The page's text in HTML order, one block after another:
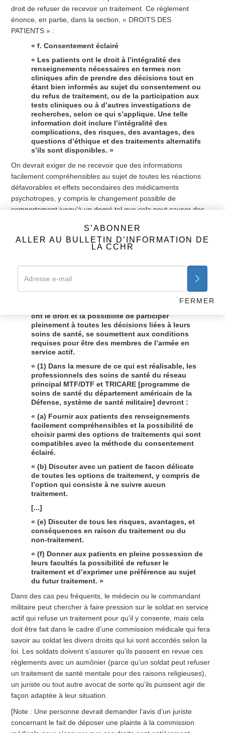
droit de refuser de recevoir un traitement. Ce règlement
énonce, en partie, dans la section, « DROITS DES
PATIENTS » :
« f. Consentement éclairé
« Les patients ont le droit à l’intégralité des
renseignements nécessaires en termes non
cliniques afin de prendre des décisions tout en
étant bien informés au sujet du consentement ou
du refus de traitement, ou de la participation aux
tests cliniques ou à d’autres investigations de
recherches, selon ce qui s’applique. Une telle
information doit inclure l’intégralité des
complications, des risques, des avantages, des
questions d’éthique et des traitements alternatifs
s’ils sont disponibles. »
On devrait exiger de ne recevoir que des informations
facilement compréhensibles au sujet de toutes les réactions
défavorables et effets secondaires des médicaments
psychotropes, y compris le changement possible de
comportement jusqu’à un degré tel que cela peut causer des
l’arrêt d’un tel médicament sans aucune surveillance médicale
peut aggraver ces pensées et ce comportement. L’annexe 3 du
Conformité au MHS et Procédures :
« d. Participation aux décisions au sujet d’un
médical/dentaire [MTF/DTF] doit s’assurer que les
ont le droit et la possibilité de participer
pleinement à toutes les décisions liées à leurs
soins de santé, se soumettent aux conditions
requises pour être des membres de l’armée en
service actif.
« (1) Dans la mesure de ce qui est réalisable, les
professionnels des soins de santé du réseau
principal MTF/DTF et TRICARE [programme de
soins de santé du département américain de la
Défense, système de santé militaire] devront :
« (a) Fournir aux patients des renseignements
facilement compréhensibles et la possibilité de
choisir parmi des options de traitements qui sont
compatibles avec la méthode du consentement
éclairé.
« (b) Discuter avec un patient de facon délicate
de toutes les options de traitement, y compris de
l’option qui consiste à ne suivre aucun
traitement.
[...]
« (e) Discuter de tous les risques, avantages, et
conséquences en raison du traitement ou du
non-traitement.
« (f) Donner aux patients en pleine possession de
leurs facultés la possibilité de refuser le
traitement et d’exprimer une préférence au sujet
du futur traitement. »
Dans des cas peu fréquents, le médecin ou le commandant
militaire peut chercher à faire pression sur le soldat en service
actif qui refuse un traitement pour qu’il y consente, mais cela
doit être fait dans le cadre d’une commission médicale qui fera
savoir au soldat les divers droits qui lui sont accordés selon la
loi. Les soldats doivent s’assurer qu’ils passent en revue ces
règlements avec un aumônier (parce qu’un soldat peut refuser
un traitement de santé mentale pour des raisons religieuses),
un juriste ou tout autre avocat de sorte qu’ils puissent agir de
façon adaptée à leur situation.
[Note : Une personne devrait demander l’avis d’un juriste
concernant le fait de déposer une plainte à la commission
S’ABONNER
ALLER AU BULLETIN D’INFORMATION DE
LA CCHR
FERMER